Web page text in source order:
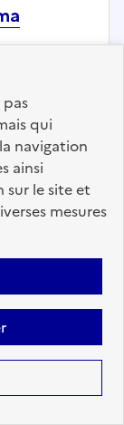
qui
navigation
ainsi
le site et
mesures
(45